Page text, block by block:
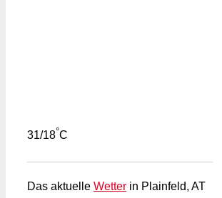
31/18°C
Das aktuelle Wetter in Plainfeld, AT